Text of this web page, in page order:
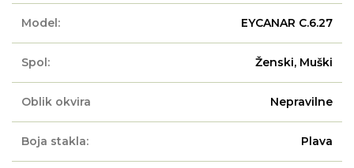
Model: EYCANAR C.6.27
Spol: Ženski, Muški
Oblik okvira Nepravilne
Boja stakla: Plava